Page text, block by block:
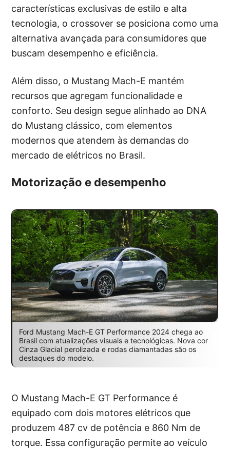
características exclusivas de estilo e alta
tecnologia, o crossover se posiciona como uma
alternativa avançada para consumidores que
buscam desempenho e eficiência.
Além disso, o Mustang Mach-E mantém
recursos que agregam funcionalidade e
conforto. Seu design segue alinhado ao DNA
do Mustang clássico, com elementos
modernos que atendem às demandas do
mercado de elétricos no Brasil.
Motorização e desempenho
Ford Mustang Mach-E GT Performance 2024 chega ao
Brasil com atualizações visuais e tecnológicas. Nova cor
Cinza Glacial perolizada e rodas diamantadas são os
destaques do modelo.
O Mustang Mach-E GT Performance é
equipado com dois motores elétricos que
produzem 487 cv de potência e 860 Nm de
torque. Essa configuração permite ao veículo